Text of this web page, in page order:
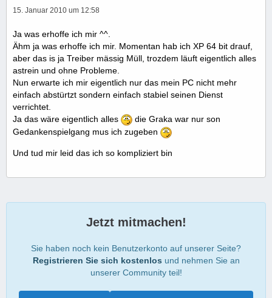
15. Januar 2010 um 12:58
Ja was erhoffe ich mir ^^.
Ähm ja was erhoffe ich mir. Momentan hab ich XP 64 bit drauf,
aber das is ja Treiber mässig Müll, trozdem läuft eigentlich alles
astrein und ohne Probleme.
Nun erwarte ich mir eigentlich nur das mein PC nicht mehr
einfach abstürtzt sondern einfach stabiel seinen Dienst
verrichtet.
Ja das wäre eigentlich alles
die Graka war nur son
Gedankenspielgang mus ich zugeben
Und tud mir leid das ich so kompliziert bin
Jetzt mitmachen!
Sie haben noch kein Benutzerkonto auf unserer Seite?
Registrieren Sie sich kostenlos und nehmen Sie an
unserer Community teil!